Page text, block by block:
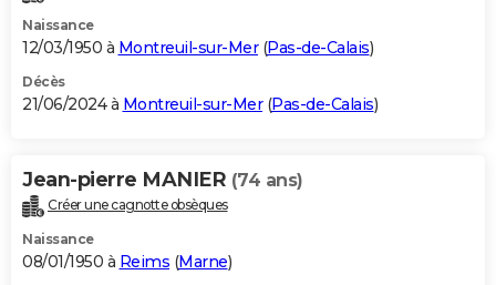
Naissance
12/03/1950 à Montreuil-sur-Mer(Pas-de-Calais)
Décès
21/06/2024 à Montreuil-sur-Mer(Pas-de-Calais)
Jean-pierre MANIER (74 ans)
Créer une cagnotte obsèques
Naissance
08/01/1950 à Reims (Marne)